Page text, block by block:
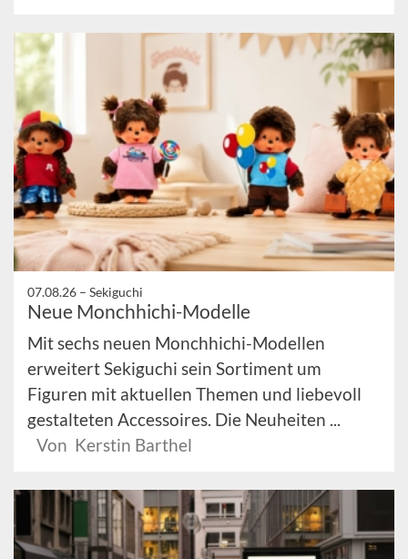
07.08.26 – Sekiguchi
Neue Monchhichi-Modelle
Mit sechs neuen Monchhichi-Modellen
erweitert Sekiguchi sein Sortiment um
Figuren mit aktuellen Themen und liebevoll
gestalteten Accessoires. Die Neuheiten ...
Von Kerstin Barthel